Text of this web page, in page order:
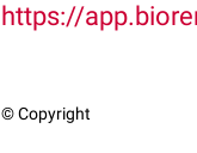
https://
© Copyright